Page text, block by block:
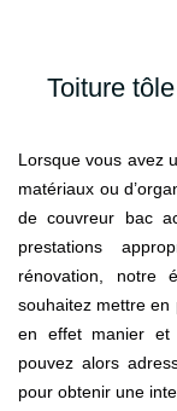
Toiture
Lorsque vous avez
matériaux ou
de couvreur bac
prestations
rénovation, notre
souhaitez mettre en
en effet manier et
pouvez alors
pour obtenir une